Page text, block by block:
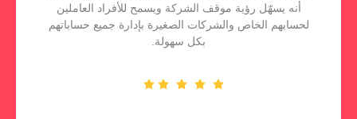
أنه يسهّل رؤية موقف الشركة ويسمح للأفراد العاملين
لحسابهم الخاص والشركات الصغيرة بإدارة جميع حساباتهم
بكل سهولة.